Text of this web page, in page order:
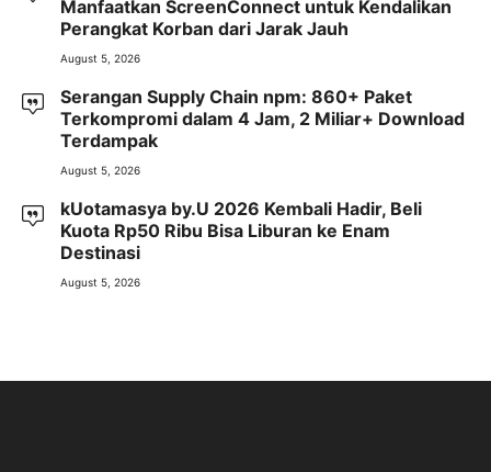
Manfaatkan ScreenConnect untuk Kendalikan
Perangkat Korban dari Jarak Jauh
August 5, 2026
Serangan Supply Chain npm: 860+ Paket
Terkompromi dalam 4 Jam, 2 Miliar+ Download
Terdampak
August 5, 2026
kUotamasya by.U 2026 Kembali Hadir, Beli
Kuota Rp50 Ribu Bisa Liburan ke Enam
Destinasi
August 5, 2026